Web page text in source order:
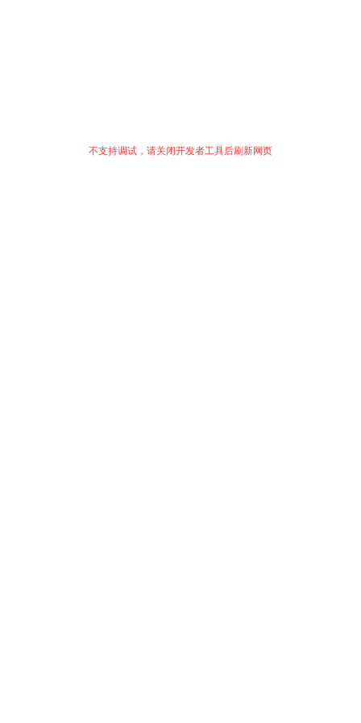
不支持调试，请关闭开发者工具后刷新网页